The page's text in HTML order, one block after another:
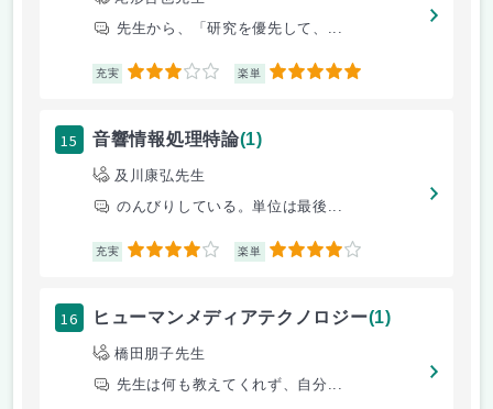
先生から、「研究を優先して、...
充実 3 楽単 5
15 音響情報処理特論(1)
及川康弘先生
のんびりしている。単位は最後...
充実 4 楽単 4
16 ヒューマンメディアテクノロジー(1)
橋田朋子先生
先生は何も教えてくれず、自分...